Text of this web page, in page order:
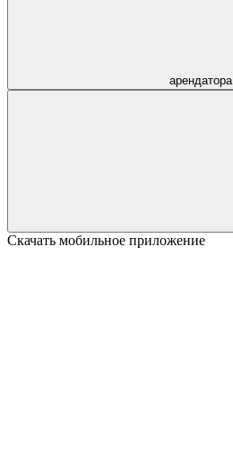
арендатора
Скачать мобильное приложение